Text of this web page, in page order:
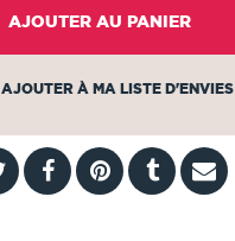
AJOUTER AU PANIER
AJOUTER À MA LISTE D'ENVIES